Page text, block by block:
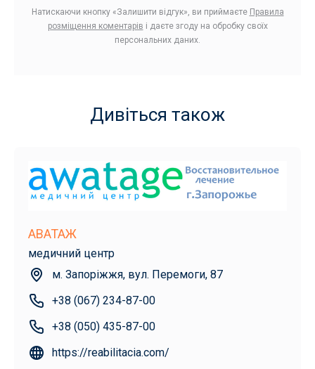
Натискаючи кнопку «Залишити відгук», ви приймаєте Правила
розміщення коментарів і даєте згоду на обробку своїх
персональних даних.
Дивіться також
АВАТАЖ
медичний центр
м. Запоріжжя, вул. Перемоги, 87
+38 (067) 234-87-00
+38 (050) 435-87-00
https://reabilitacia.com/